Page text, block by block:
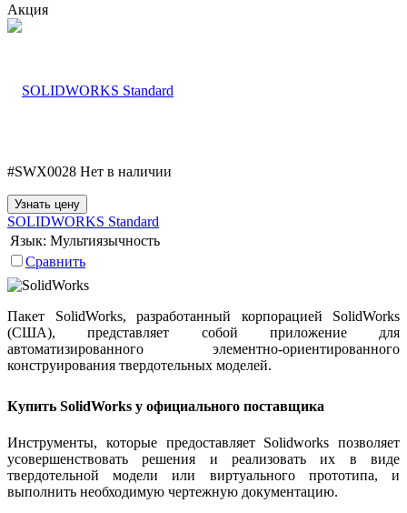
Акция
#SWX0028 Нет в наличии
Узнать цену
SOLIDWORKS Standard
Язык: Мультиязычность
Сравнить
Пакет SolidWorks, разработанный корпорацией SolidWorks
(США), представляет собой приложение для
автоматизированного элементно-ориентированного
конструирования твердотельных моделей.
Купить SolidWorks у официального поставщика
Инструменты, которые предоставляет Solidworks позволяет
усовершенствовать решения и реализовать их в виде
твердотельной модели или виртуального прототипа, и
выполнить необходимую чертежную документацию.